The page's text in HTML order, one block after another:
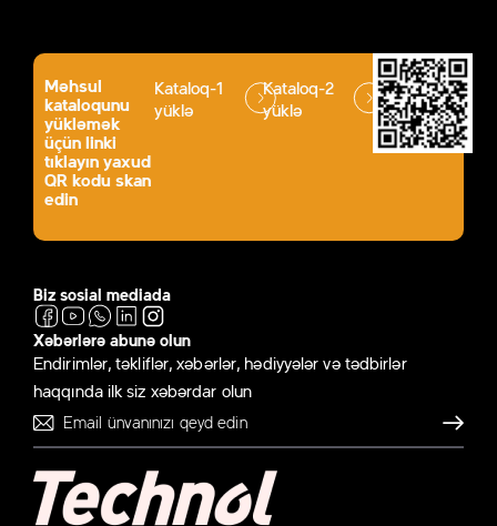
Məhsul
kataloqunu
yükləmək
üçün linki
tıklayın yaxud
QR kodu skan
edin
Kataloq-1
yüklə
Kataloq-2
yüklə
Biz sosial mediada
Xəbərlərə abunə olun
Endirimlər, təkliflər, xəbərlər, hədiyyələr və tədbirlər
haqqında ilk siz xəbərdar olun
Göndər